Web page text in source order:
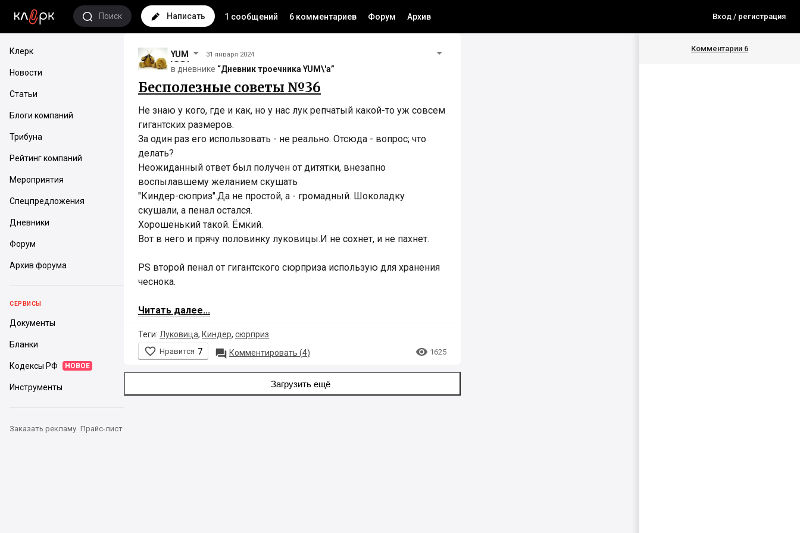
Поиск Написать 1 сообщений 6 комментариев Форум Архив Вход / регистрация
Клерк
Новости
Статьи
Блоги компаний
Трибуна
Рейтинг компаний
Мероприятия
Спецпредложения
Дневники
Форум
Архив форума
СЕРВИСЫ
Документы
Бланки
Кодексы РФ НОВОЕ
Инструменты
Заказать рекламу Прайс-лист
YUM 31 января 2024
в дневнике “Дневник троечника YUM\'а”
Бесполезные советы №36
Не знаю у кого, где и как, но у нас лук репчатый какой-то уж совсем
гигантских размеров.
За один раз его использовать - не реально. Отсюда - вопрос; что
делать?
Неожиданный ответ был получен от дитятки, внезапно
воспылавшему желанием скушать
"Киндер-сюприз".Да не простой, а - громадный. Шоколадку
скушали, а пенал остался.
Хорошенький такой. Ёмкий.
Вот в него и прячу половинку луковицы.И не сохнет, и не пахнет.
PS второй пенал от гигантского сюрприза использую для хранения
чеснока.
Читать далее...
Теги: Луковица, Киндер, сюрприз
 Нравится 7  Комментировать (4)  1625
Загрузить ещё
Комментарии 6